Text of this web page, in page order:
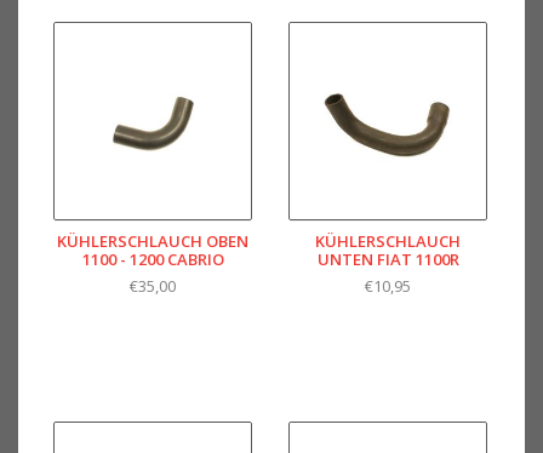
KÜHLERSCHLAUCH OBEN
1100 - 1200 CABRIO
€35,00
KÜHLERSCHLAUCH
UNTEN FIAT 1100R
€10,95